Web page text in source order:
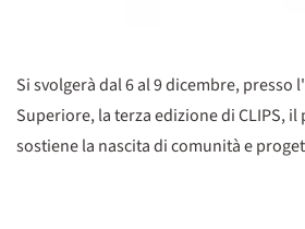
Si svolgerà dal 6 al 9 dicembre, presso
Superiore, la terza edizione di CLIPS,
sostiene la nascita di comunità e